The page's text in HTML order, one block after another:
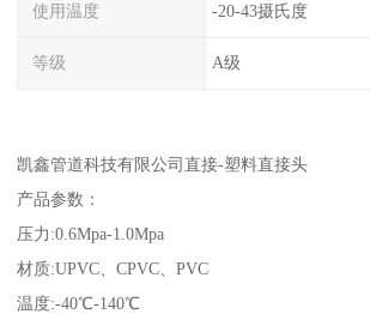
使用温度 -20-43摄氏度
等级 A级
凯鑫管道科技有限公司直接-塑料直接头
产品参数：
压力:0.6Mpa-1.0Mpa
材质:UPVC、CPVC、PVC
温度:-40℃-140℃